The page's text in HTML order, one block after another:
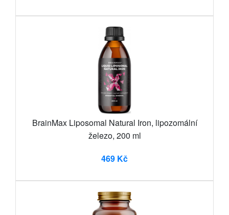
BrainMax Liposomal Natural Iron, lipozomální
železo, 200 ml
469 Kč